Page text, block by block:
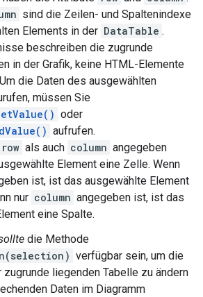
sind die Zeilen- und Spaltenindexe
Elements in der DataTable .
beschreiben die zugrunde
in der Grafik, keine HTML-Elemente
die Daten des ausgewählten
müssen Sie
oder
aufrufen.
row als auch column angegeben
Element eine Zelle. Wenn
ist, ist das ausgewählte Element
nur column angegeben ist, ist das
eine Spalte.
die Methode
verfügbar sein, um die
zugrunde liegenden Tabelle zu ändern
Daten im Diagramm